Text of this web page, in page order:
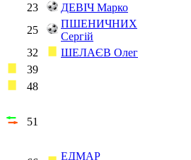
23
ДЕВІЧ Марко
25
ПШЕНИЧНИХ
Сергій
32
ШЕЛАЄВ Олег
39
48
51
ЕДМАР